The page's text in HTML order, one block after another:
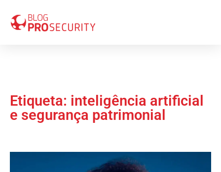
Etiqueta: inteligência artificial
e segurança patrimonial